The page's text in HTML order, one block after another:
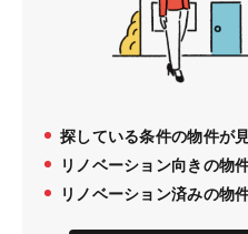
探している条件の物件が
リノベーション向きの物
リノベーション済みの物